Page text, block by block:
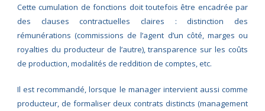
Cette cumulation de fonctions doit toutefois être encadrée par
des clauses contractuelles claires : distinction des
rémunérations (commissions de l’agent d’un côté, marges ou
royalties du producteur de l’autre), transparence sur les coûts
de production, modalités de reddition de comptes, etc.
Il est recommandé, lorsque le manager intervient aussi comme
producteur, de formaliser deux contrats distincts (management